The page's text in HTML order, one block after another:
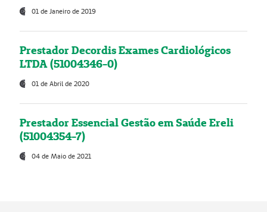
01 de Janeiro de 2019
Prestador Decordis Exames Cardiológicos
LTDA (51004346-0)
01 de Abril de 2020
Prestador Essencial Gestão em Saúde Ereli
(51004354-7)
04 de Maio de 2021